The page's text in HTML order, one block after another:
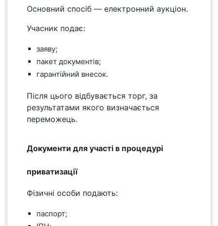
Основний спосіб — електронний аукціон.
Учасник подає:
заяву;
пакет документів;
гарантійний внесок.
Після цього відбувається торг, за
результатами якого визначається
переможець.
Документи для участі в процедурі
приватизації
Фізичні особи подають:
паспорт;